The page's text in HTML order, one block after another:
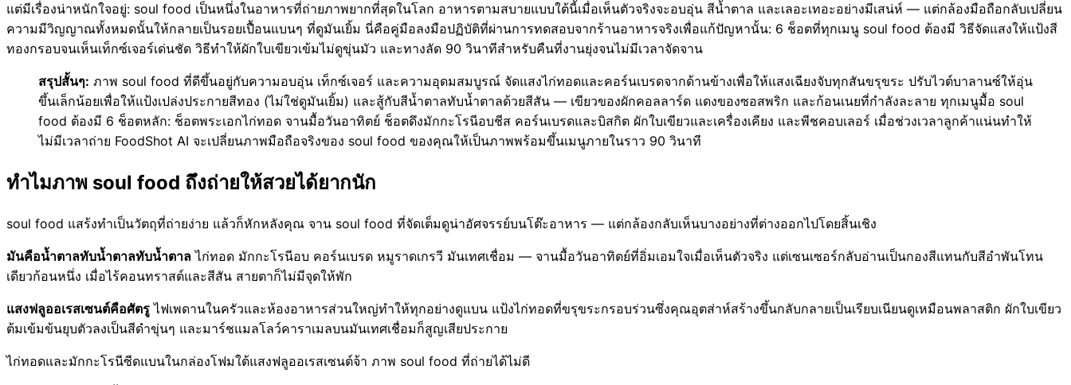
แต่มีเรื่องน่าหนักใจอยู่: soul food เป็นหนึ่งในอาหารที่ถ่ายภาพยากที่สุดในโลก อาหารตามสบายแบบใต้นี้เมื่อเห็นตัวจริงจะอบอุ่น สีน้ำตาล และเลอะเทอะอย่างมีเสน่ห์ — แต่กล้องมือถือกลับเปลี่ยน
ความมีวิญญาณทั้งหมดนั้นให้กลายเป็นรอยเปื้อนแบนๆ ที่ดูมันเยิ้ม นี่คือคู่มือลงมือปฏิบัติที่ผ่านการทดสอบจากร้านอาหารจริงเพื่อแก้ปัญหานั้น: 6 ช็อตที่ทุกเมนู soul food ต้องมี วิธีจัดแสงให้แป้งสี
ทองกรอบจนเห็นเท็กซ์เจอร์เด่นชัด วิธีทำให้ผักใบเขียวเข้มไม่ดูขุ่นมัว และทางลัด 90 วินาทีสำหรับคืนที่งานยุ่งจนไม่มีเวลาจัดจาน
สรุปสั้นๆ: ภาพ soul food ที่ดีขึ้นอยู่กับความอบอุ่น เท็กซ์เจอร์ และความอุดมสมบูรณ์ จัดแสงไก่ทอดและคอร์นเบรดจากด้านข้างเพื่อให้แสงเฉียงจับทุกสันขรุขระ ปรับไวต์บาลานซ์ให้อุ่น
ขึ้นเล็กน้อยเพื่อให้แป้งเปล่งประกายสีทอง (ไม่ใช่ดูมันเยิ้ม) และสู้กับสีน้ำตาลทับน้ำตาลด้วยสีสัน — เขียวของผักคอลลาร์ด แดงของซอสพริก และก้อนเนยที่กำลังละลาย ทุกเมนูมื้อ soul
food ต้องมี 6 ช็อตหลัก: ช็อตพระเอกไก่ทอด จานมื้อวันอาทิตย์ ช็อตดึงมักกะโรนีอบชีส คอร์นเบรดและบิสกิต ผักใบเขียวและเครื่องเคียง และพีชคอบเลอร์ เมื่อช่วงเวลาลูกค้าแน่นทำให้
ไม่มีเวลาถ่าย FoodShot AI จะเปลี่ยนภาพมือถือจริงของ soul food ของคุณให้เป็นภาพพร้อมขึ้นเมนูภายในราว 90 วินาที
ทำไมภาพ soul food ถึงถ่ายให้สวยได้ยากนัก
soul food แสร้งทำเป็นวัตถุที่ถ่ายง่าย แล้วก็หักหลังคุณ จาน soul food ที่จัดเต็มดูน่าอัศจรรย์บนโต๊ะอาหาร — แต่กล้องกลับเห็นบางอย่างที่ต่างออกไปโดยสิ้นเชิง
มันคือน้ำตาลทับน้ำตาลทับน้ำตาล ไก่ทอด มักกะโรนีอบ คอร์นเบรด หมูราดเกรวี มันเทศเชื่อม — จานมื้อวันอาทิตย์ที่อิ่มเอมใจเมื่อเห็นตัวจริง แต่เซนเซอร์กลับอ่านเป็นกองสีแทนกับสีอำพันโทน
เดียวก้อนหนึ่ง เมื่อไร้คอนทราสต์และสีสัน สายตาก็ไม่มีจุดให้พัก
แสงฟลูออเรสเซนต์คือศัตรู ไฟเพดานในครัวและห้องอาหารส่วนใหญ่ทำให้ทุกอย่างดูแบน แป้งไก่ทอดที่ขรุขระกรอบร่วนซึ่งคุณอุตส่าห์สร้างขึ้นกลับกลายเป็นเรียบเนียนดูเหมือนพลาสติก ผักใบเขียว
ต้มเข้มข้นยุบตัวลงเป็นสีดำขุ่นๆ และมาร์ชแมลโลว์คาราเมลบนมันเทศเชื่อมก็สูญเสียประกาย
ไก่ทอดและมักกะโรนีซีดแบนในกล่องโฟมใต้แสงฟลูออเรสเซนต์จ้า ภาพ soul food ที่ถ่ายได้ไม่ดี